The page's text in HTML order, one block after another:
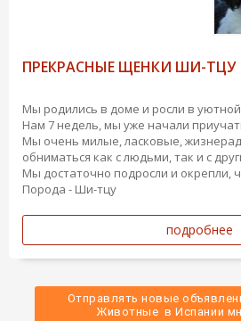
ПРЕКРАСНЫЕ ЩЕНКИ ШИ-ТЦУ
Мы родились в доме и росли в
Нам 7 недель, мы уже начали
Мы очень милые, ласковые,
обниматься как с людьми, так и с
Мы достаточно подросли и окрепли,
Порода - Ши-тцу
подробнее
Отправлять новые
Животные  в Испании